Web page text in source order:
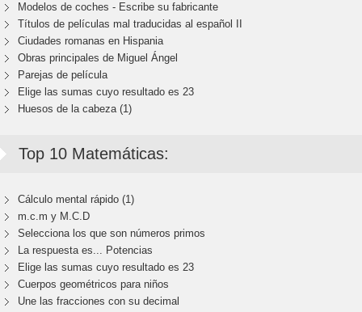
Modelos de coches - Escribe su fabricante
Títulos de películas mal traducidas al español II
Ciudades romanas en Hispania
Obras principales de Miguel Ángel
Parejas de película
Elige las sumas cuyo resultado es 23
Huesos de la cabeza (1)
Top 10 Matemáticas:
Cálculo mental rápido (1)
m.c.m y M.C.D
Selecciona los que son números primos
La respuesta es... Potencias
Elige las sumas cuyo resultado es 23
Cuerpos geométricos para niños
Une las fracciones con su decimal